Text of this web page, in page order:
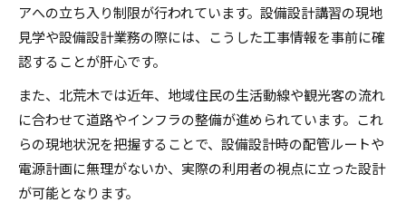
地名ミスを防ぐ設備設計の活用術まとめ
アへの立ち入り制限が行われています。設備設計講習の現地
見学や設備設計業務の際には、こうした工事情報を事前に確
認することが肝心です。
また、北荒木では近年、地域住民の生活動線や観光客の流れ
に合わせて道路やインフラの整備が進められています。これ
らの現地状況を把握することで、設備設計時の配管ルートや
電源計画に無理がないか、実際の利用者の視点に立った設計
が可能となります。